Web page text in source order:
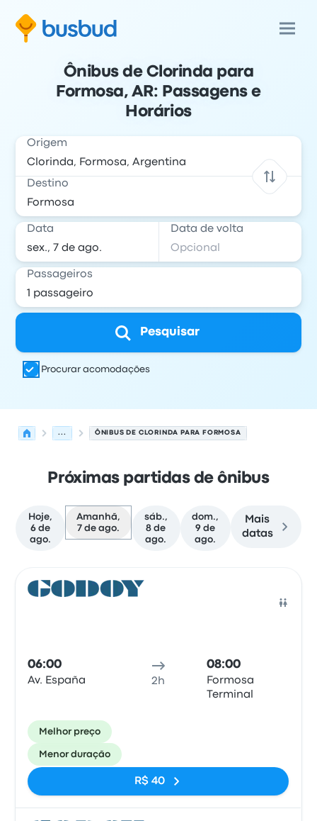
Ônibus de Clorinda para
Formosa, AR: Passagens e
Horários
Origem
Destino
Data Data de volta
Passageiros
Pesquisar
Procurar acomodações
... ÔNIBUS DE CLORINDA PARA FORMOSA
Próximas partidas de ônibus
Hoje,
6 de
ago.
Amanhã,
7 de ago.
sáb.,
8 de
ago.
dom.,
9 de
ago.
Mais
datas
06:00
Av. España 2h
08:00
Formosa
Terminal
Melhor preço
Menor duração
R$ 40